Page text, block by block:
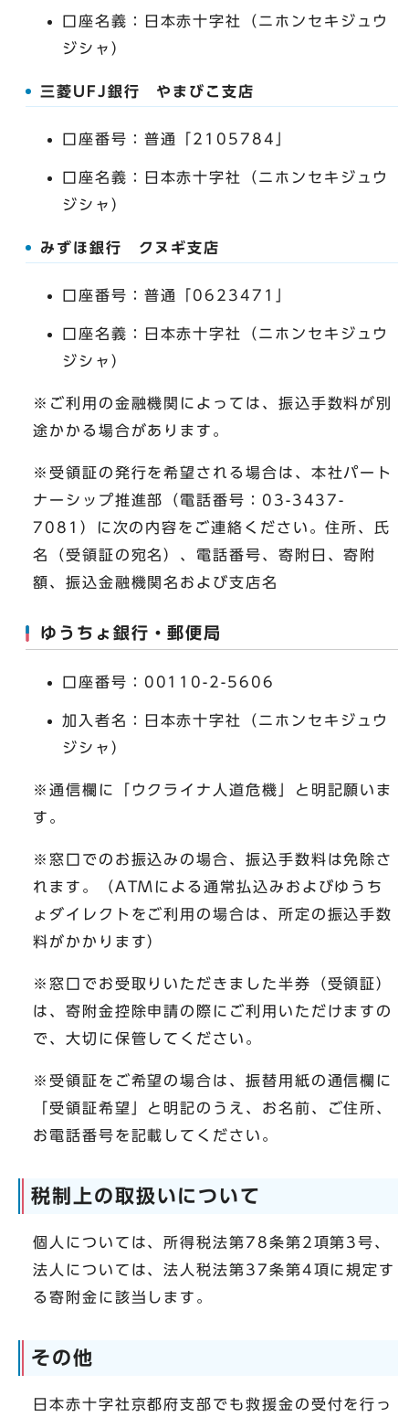
口座名義：日本赤十字社（ニホンセキジュウ
ジシャ）
三菱UFJ銀行 やまびこ支店
口座番号：普通「2105784」
口座名義：日本赤十字社（ニホンセキジュウ
ジシャ）
みずほ銀行 クヌギ支店
口座番号：普通「0623471」
口座名義：日本赤十字社（ニホンセキジュウ
ジシャ）
※ご利用の金融機関によっては、振込手数料が別
途かかる場合があります。
※受領証の発行を希望される場合は、本社パート
ナーシップ推進部（電話番号：03-3437-
7081）に次の内容をご連絡ください。住所、氏
名（受領証の宛名）、電話番号、寄附日、寄附
額、振込金融機関名および支店名
ゆうちょ銀行・郵便局
口座番号：00110-2-5606
加入者名：日本赤十字社（ニホンセキジュウ
ジシャ）
※通信欄に「ウクライナ人道危機」と明記願いま
す。
※窓口でのお振込みの場合、振込手数料は免除さ
れます。（ATMによる通常払込みおよびゆうち
ょダイレクトをご利用の場合は、所定の振込手数
料がかかります）
※窓口でお受取りいただきました半券（受領証）
は、寄附金控除申請の際にご利用いただけますの
で、大切に保管してください。
※受領証をご希望の場合は、振替用紙の通信欄に
「受領証希望」と明記のうえ、お名前、ご住所、
お電話番号を記載してください。
税制上の取扱いについて
個人については、所得税法第78条第2項第3号、
法人については、法人税法第37条第4項に規定す
る寄附金に該当します。
その他
日本赤十字社京都府支部でも救援金の受付を行っ